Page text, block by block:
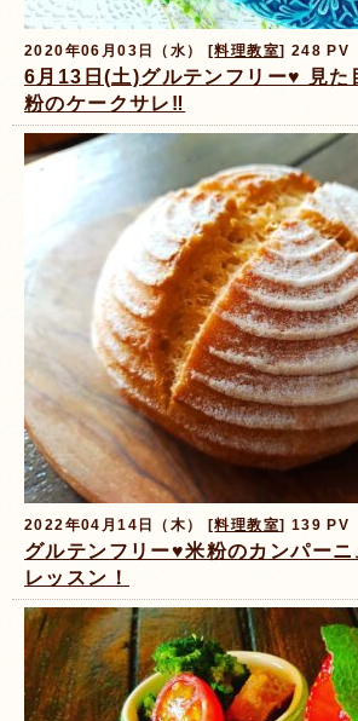
2020年06月03日（水） [料理教室] 248 PV
6月13日(土)グルテンフリー♥️ 見た
粉のケークサレ‼️
2022年04月14日（木） [料理教室] 139 PV
グルテンフリー♥米粉のカンパー
レッスン！